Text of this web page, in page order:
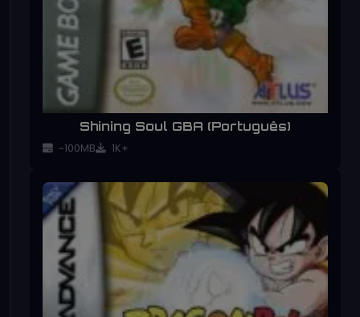
Shining Soul GBA (Português)
~100MB 1K+